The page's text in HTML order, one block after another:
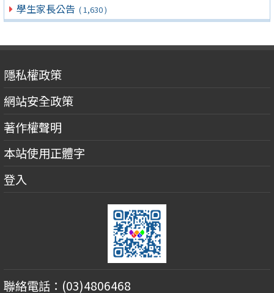
學生家長公告 ( 1,630 )
隱私權政策
網站安全政策
著作權聲明
本站使用正體字
登入
聯絡電話：(03)4806468